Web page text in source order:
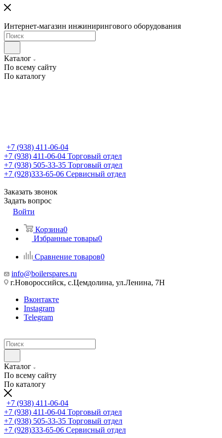
Интернет-магазин инжинирингового оборудования
Каталог
По всему сайту
По каталогу
+7 (938) 411-06-04
+7 (938) 411-06-04 Торговый отдел
+7 (938) 505-33-35 Торговый отдел
+7 (928)333-65-06 Сервисный отдел
Заказать звонок
Задать вопрос
Войти
Корзина0
Избранные товары0
Сравнение товаров0
info@boilerspares.ru
г.Новороссийск, с.Цемдолина, ул.Ленина, 7Н
Вконтакте
Instagram
Telegram
Каталог
По всему сайту
По каталогу
+7 (938) 411-06-04
+7 (938) 411-06-04 Торговый отдел
+7 (938) 505-33-35 Торговый отдел
+7 (928)333-65-06 Сервисный отдел